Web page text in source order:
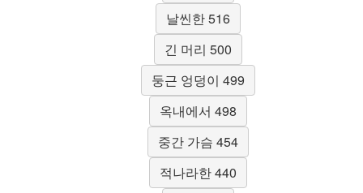
날씬한 516
긴 머리 500
둥근 엉덩이 499
옥내에서 498
중간 가슴 454
적나라한 440